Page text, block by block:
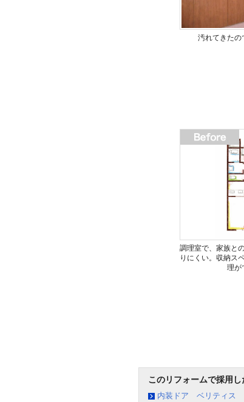
汚れてきたの
調理室で、家族と
りにくい。収納ス
理が
このリフォームで採用
内装ドア ベリティス